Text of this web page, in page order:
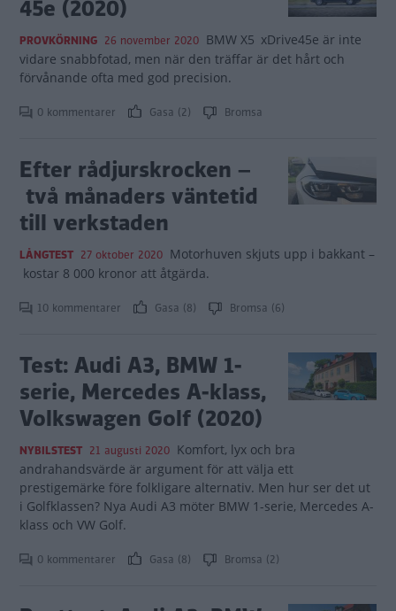
45e (2020)
PROVKÖRNING 26 november 2020 BMW X5 xDrive45e är inte
vidare snabbfotad, men när den träffar är det hårt och
förvånande ofta med god precision.
0 kommentarer Gasa (2) Bromsa
Efter rådjurskrocken –
två månaders väntetid
till verkstaden
LÅNGTEST 27 oktober 2020 Motorhuven skjuts upp i bakkant –
kostar 8 000 kronor att åtgärda.
10 kommentarer Gasa (8) Bromsa (6)
Test: Audi A3, BMW 1-
serie, Mercedes A-klass,
Volkswagen Golf (2020)
NYBILSTEST 21 augusti 2020 Komfort, lyx och bra
andrahandsvärde är argument för att välja ett
prestigemärke före folkligare alternativ. Men hur ser det ut
i Golfklassen? Nya Audi A3 möter BMW 1-serie, Mercedes A-
klass och VW Golf.
0 kommentarer Gasa (8) Bromsa (2)